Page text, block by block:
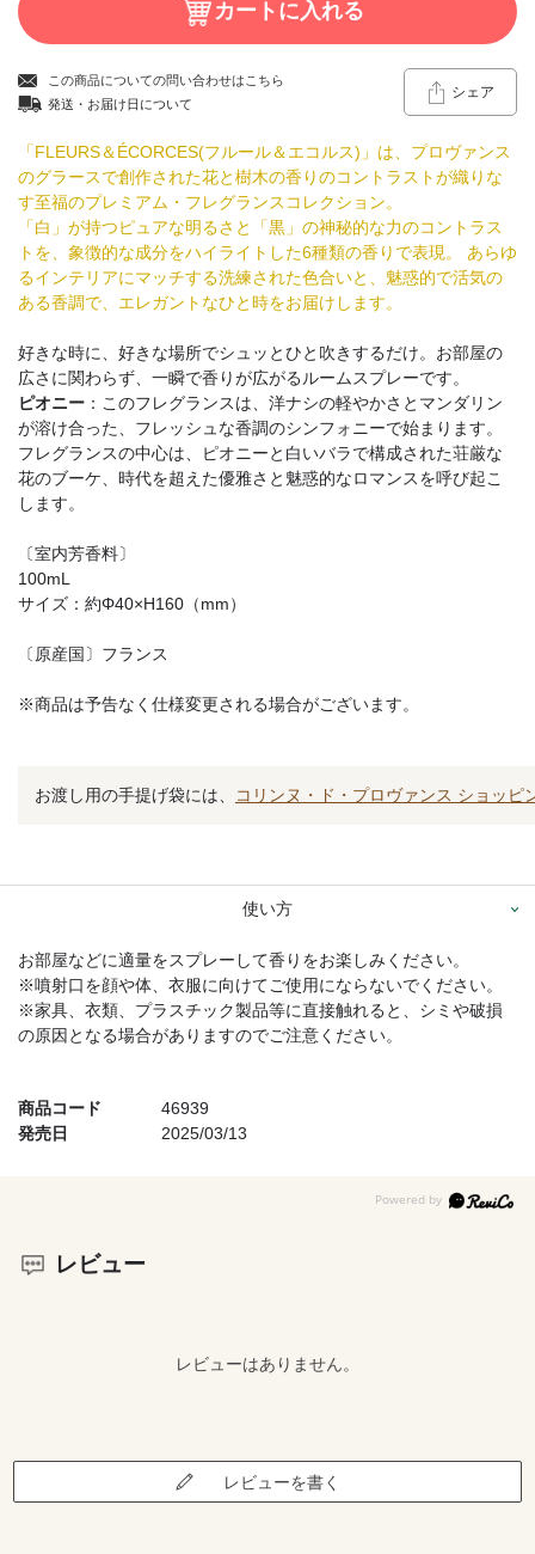
商品コード
46939
発売日
2025/03/13
この商品についての問い合わせはこちら
発送・お届け日について
シェア
「FLEURS＆ÉCORCES(フルール＆エコルス)」は、プロヴァンス
のグラースで創作された花と樹木の香りのコントラストが織りな
す至福のプレミアム・フレグランスコレクション。
「白」が持つピュアな明るさと「黒」の神秘的な力のコントラス
トを、象徴的な成分をハイライトした6種類の香りで表現。 あらゆ
るインテリアにマッチする洗練された色合いと、魅惑的で活気の
ある香調で、エレガントなひと時をお届けします。
好きな時に、好きな場所でシュッとひと吹きするだけ。お部屋の
広さに関わらず、一瞬で香りが広がるルームスプレーです。
ピオニー：このフレグランスは、洋ナシの軽やかさとマンダリン
が溶け合った、フレッシュな香調のシンフォニーで始まります。
フレグランスの中心は、ピオニーと白いバラで構成された荘厳な
花のブーケ、時代を超えた優雅さと魅惑的なロマンスを呼び起こ
します。
〔室内芳香料〕
100mL
サイズ：約Φ40×H160（mm）
〔原産国〕フランス
※商品は予告なく仕様変更される場合がございます。
お渡し用の手提げ袋には、 コリンヌ・ド・プロヴァンス ショッピ
使い方
お部屋などに適量をスプレーして香りをお楽しみください。
※噴射口を顔や体、衣服に向けてご使用にならないでください。
※家具、衣類、プラスチック製品等に直接触れると、シミや破損
の原因となる場合がありますのでご注意ください。
レビュー
レビューはありません。
レビューを書く